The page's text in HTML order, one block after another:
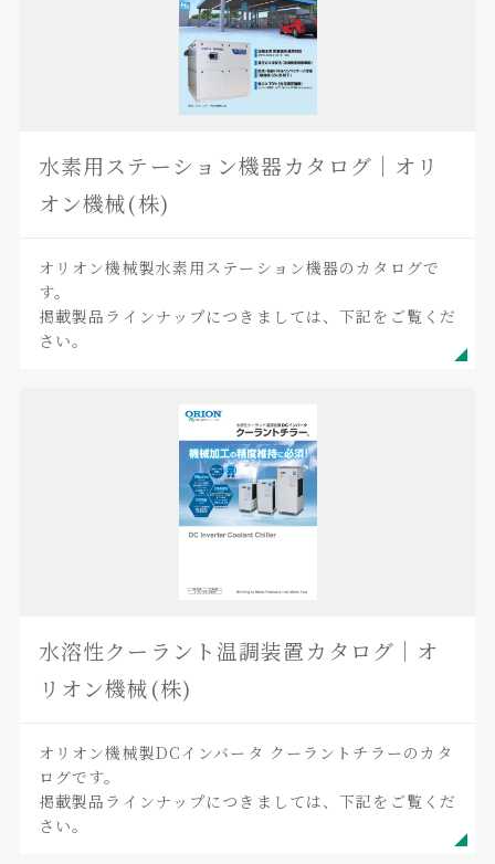
水素用ステーション機器カタログ｜オリ
オン機械(株)
オリオン機械製水素用ステーション機器のカタログで
す。
掲載製品ラインナップにつきましては、下記をご覧くだ
さい。
水溶性クーラント温調装置カタログ｜オ
リオン機械(株)
オリオン機械製DCインバータ クーラントチラーのカタ
ログです。
掲載製品ラインナップにつきましては、下記をご覧くだ
さい。